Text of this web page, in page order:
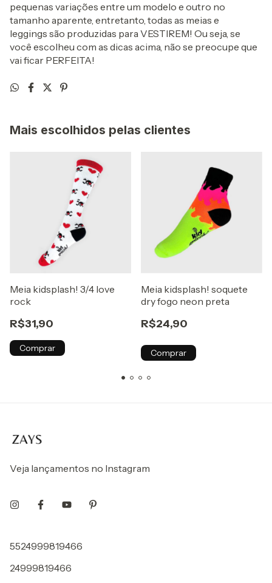
pequenas variações entre um modelo e outro no
tamanho aparente, entretanto, todas as meias e
leggings são produzidas para VESTIREM! Ou seja, se
você escolheu com as dicas acima, não se preocupe que
vai ficar PERFEITA!
Mais escolhidos pelas clientes
Meia kidsplash! 3/4 love
rock
R$31,90
Comprar
Meia kidsplash! soquete
dry fogo neon preta
R$24,90
Comprar
Veja lançamentos no Instagram
5524999819466
24999819466